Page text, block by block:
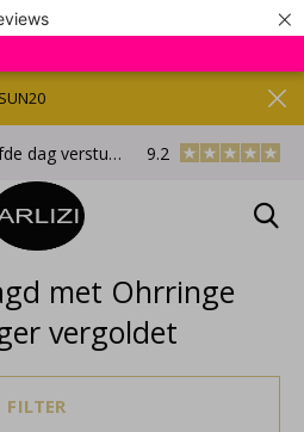
×
dag verstuurd Gratis
9.2
met Ohrringe
vergoldet
FILTER